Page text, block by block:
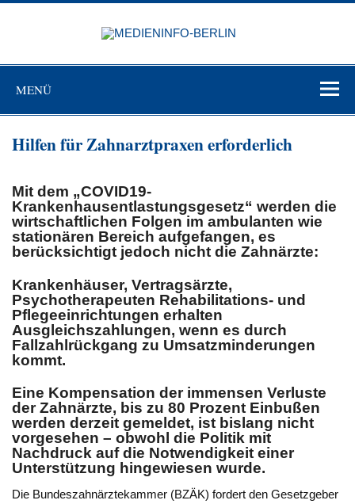
Zum
MENÜ
Hilfen für Zahnarztpraxen erforderlich
Mit dem „COVID19-
Krankenhausentlastungsgesetz“ werden die
wirtschaftlichen Folgen im ambulanten wie
stationären Bereich aufgefangen, es
berücksichtigt jedoch nicht die Zahnärzte:
Krankenhäuser, Vertragsärzte,
Psychotherapeuten Rehabilitations- und
Pflegeeinrichtungen erhalten
Ausgleichszahlungen, wenn es durch
Fallzahlrückgang zu Umsatzminderungen
kommt.
Eine Kompensation der immensen Verluste
der Zahnärzte, bis zu 80 Prozent Einbußen
werden derzeit gemeldet, ist bislang nicht
vorgesehen – obwohl die Politik mit
Nachdruck auf die Notwendigkeit einer
Unterstützung hingewiesen wurde.
Die Bundeszahnärztekammer (BZÄK) fordert den Gesetzgeber